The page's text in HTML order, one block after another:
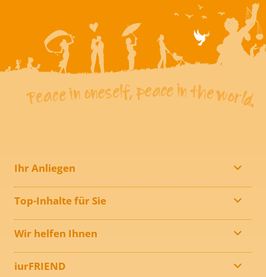
Ihr Anliegen
Top-Inhalte für Sie
Wir helfen Ihnen
iurFRIEND